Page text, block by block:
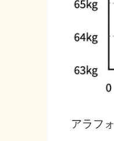
アラフ